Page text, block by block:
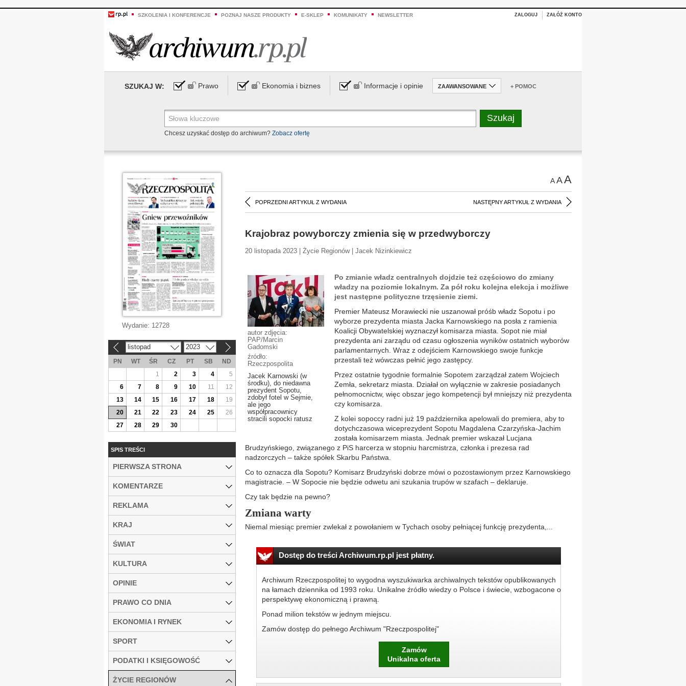
SZKOLENIA I KONFERENCJE POZNAJ NASZE PRODUKTY E-SKLEP KOMUNIKATY NEWSLETTER ZALOGUJ ZAŁÓŻ KONTO
SZUKAJ W: Prawo Ekonomia i biznes Informacje i opinie ZAAWANSOWANE + POMOC
Chcesz uzyskać dostęp do archiwum? Zobacz ofertę
AAA
POPRZEDNI ARTYKUŁ Z WYDANIA NASTĘPNY ARTYKUŁ Z WYDANIA
Krajobraz powyborczy zmienia się w przedwyborczy
20 listopada 2023 | Życie Regionów | Jacek Nizinkiewicz
autor zdjęcia:
PAP/Marcin
Gadomski
źródło:
Rzeczpospolita
Jacek Karnowski (w
środku), do niedawna
prezydent Sopotu,
zdobył fotel w Sejmie,
ale jego
współpracownicy
stracili sopocki ratusz
Po zmianie władz centralnych dojdzie też częściowo do zmiany
władzy na poziomie lokalnym. Za pół roku kolejna elekcja i możliwe
jest następne polityczne trzęsienie ziemi.
Premier Mateusz Morawiecki nie uszanował próśb władz Sopotu i po
wyborze prezydenta miasta Jacka Karnowskiego na posła z ramienia
Koalicji Obywatelskiej wyznaczył komisarza miasta. Sopot nie miał
prezydenta ani zarządu od czasu ogłoszenia wyników ostatnich wyborów
parlamentarnych. Wraz z odejściem Karnowskiego swoje funkcje
przestali też wówczas pełnić jego zastępcy.
Przez ostatnie tygodnie formalnie Sopotem zarządzał zatem Wojciech
Zemła, sekretarz miasta. Działał on wyłącznie w zakresie posiadanych
pełnomocnictw, więc obszar jego kompetencji był mniejszy niż prezydenta
czy komisarza.
Z kolei sopoccy radni już 19 października apelowali do premiera, aby to
dotychczasowa wiceprezydent Sopotu Magdalena Czarzyńska-Jachim
została komisarzem miasta. Jednak premier wskazał Lucjana
Brudzyńskiego, związanego z PiS harcerza w stopniu harcmistrza, członka i prezesa rad
nadzorczych – także spółek Skarbu Państwa.
Co to oznacza dla Sopotu? Komisarz Brudzyński dobrze mówi o pozostawionym przez Karnowskiego
magistracie. – W Sopocie nie będzie odwetu ani szukania trupów w szafach – deklaruje.
Czy tak będzie na pewno?
Zmiana warty
Niemal miesiąc premier zwlekał z powołaniem w Tychach osoby pełniącej funkcję prezydenta,...
Dostęp do treści Archiwum.rp.pl jest płatny.
Archiwum Rzeczpospolitej to wygodna wyszukiwarka archiwalnych tekstów opublikowanych
na łamach dziennika od 1993 roku. Unikalne źródło wiedzy o Polsce i świecie, wzbogacone o
perspektywę ekonomiczną i prawną.
Ponad milion tekstów w jednym miejscu.
Zamów dostęp do pełnego Archiwum "Rzeczpospolitej"
Zamów
Unikalna oferta
Wydanie: 12728
listopad 2023
PN WT ŚR CZ PT SB
ND
1
2 3 4
5
6
7 8 9 10 11
12
13
14 15 16 17 18
19
20
21 22 23 24 25
26
27
28 29 30
SPIS TREŚCI
PIERWSZA STRONA
KOMENTARZE
REKLAMA
KRAJ
ŚWIAT
KULTURA
OPINIE
PRAWO CO DNIA
EKONOMIA I RYNEK
SPORT
PODATKI I KSIĘGOWOŚĆ
ŻYCIE REGIONÓW